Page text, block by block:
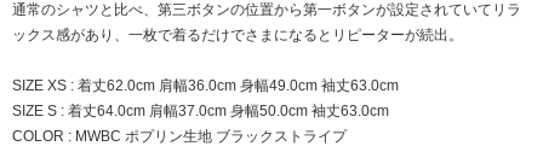
通常のシャツと比べ、第三ボタンの位置から第一ボタンが設定されていてリラ
ックス感があり、一枚で着るだけでさまになるとリピーターが続出。
SIZE XS : 着丈62.0cm 肩幅36.0cm 身幅49.0cm 袖丈63.0cm
SIZE S : 着丈64.0cm 肩幅37.0cm 身幅50.0cm 袖丈63.0cm
COLOR : MWBC ポプリン生地 ブラックストライプ